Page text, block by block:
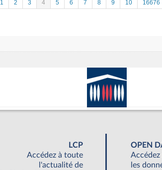
1 2 3 4 5 6 7 8 9 10 16676
LCP
Accédez à toute
l'actualité de
OPEN
les